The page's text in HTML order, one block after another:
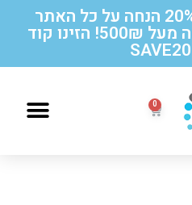
מבצע לזמן מוגבל! 20% הנחה על כל האתר
ומשלוח חינם ברכישה מעל 500₪! הזינו קוד